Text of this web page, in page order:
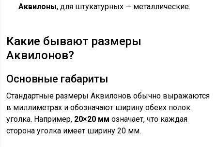
Аквилоны, для штукатурных — металлические.
Какие бывают размеры
Аквилонов?
Основные габариты
Стандартные размеры Аквилонов обычно выражаются
в миллиметрах и обозначают ширину обеих полок
уголка. Например, 20×20 мм означает, что каждая
сторона уголка имеет ширину 20 мм.